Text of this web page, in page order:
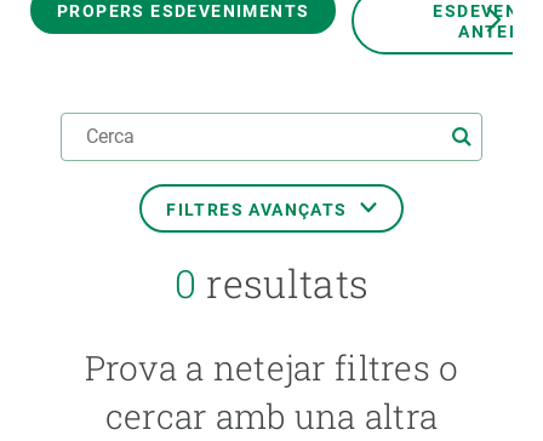
PROPERS ESDEVENIMENTS
FILTRES AVANÇATS
DATA DE L'ESDEVENIMENT
FORMAT
0 resultats
Prova a netejar filtres o
cercar amb una altra